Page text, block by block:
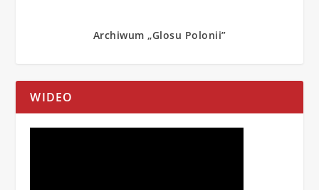
Archiwum „Glosu Polonii”
WIDEO